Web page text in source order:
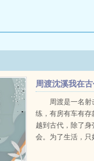
周渡沈溪我在
当猎户小说免
周渡是一名
练，有房有车有
越到古代，除了身
会。为了生活，